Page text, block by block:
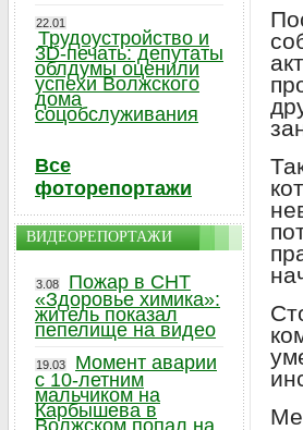
22.01
Трудоустройство и
3D-печать: депутаты
облдумы оценили
успехи Волжского
дома
соцобслуживания
Все
фоторепортажи
ВИДЕОРЕПОРТАЖИ
3.08
Пожар в СНТ
«Здоровье химика»:
житель показал
пепелище на видео
19.03
Момент аварии
с 10-летним
мальчиком на
Карбышева в
Волжском попал на